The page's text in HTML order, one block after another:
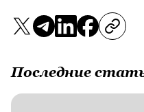
Последние